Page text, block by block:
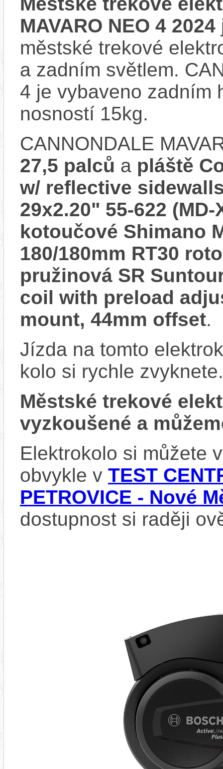
MAVARO NEO 4 2024
městské trekové
a zadním světlem.
4 je vybaveno zadním
nosností 15kg.
CANNONDALE
27,5 palců a pláště
w/ reflective
29x2.20" 55-622 (MD-
kotoučové Shimano
180/180mm RT30
pružinová SR
coil with preload
mount, 44mm offset.
Jízda na tomto
kolo si rychle zvyknete.
Městské trekové
vyzkoušené a
Elektrokolo si můžete
obvykle v TEST
PETROVICE - Nové
dostupnost si raději